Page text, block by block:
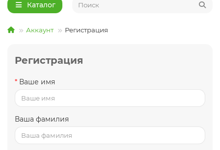
Каталог
Аккаунт Регистрация
Регистрация
Ваше имя
Ваша фамилия